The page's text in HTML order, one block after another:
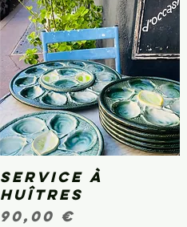
Aperçu rapide
Service à
huîtres
Prix
90,00 €